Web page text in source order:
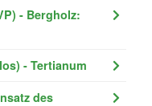
- Bergholz:
- Tertianum
des